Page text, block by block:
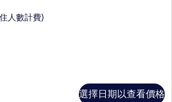
人數計費)
選擇日期以查看價格